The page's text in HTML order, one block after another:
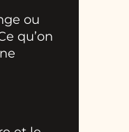
ou
qu’on